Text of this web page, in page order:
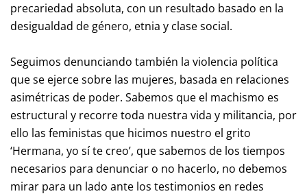
precariedad absoluta, con un resultado basado en la
desigualdad de género, etnia y clase social.
Seguimos denunciando también la violencia política
que se ejerce sobre las mujeres, basada en relaciones
asimétricas de poder. Sabemos que el machismo es
estructural y recorre toda nuestra vida y militancia, por
ello las feministas que hicimos nuestro el grito
‘Hermana, yo sí te creo’, que sabemos de los tiempos
necesarios para denunciar o no hacerlo, no debemos
mirar para un lado ante los testimonios en redes